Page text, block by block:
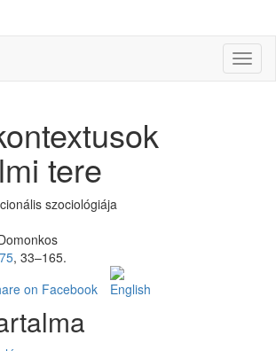
tere
szociológiája
75, 33–165.
on Facebook